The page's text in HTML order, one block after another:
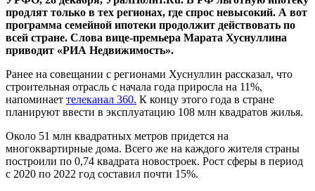
продлят только в тех регионах, где спрос невысокий. А вот
программа семейной ипотеки продолжит действовать по
всей стране. Слова вице-премьера Марата Хуснуллина
приводит «РИА Недвижимость».
Ранее на совещании с регионами Хуснуллин рассказал, что
строительная отрасль с начала года приросла на 11%,
напоминает телеканал 360. К концу этого года в стране
планируют ввести в эксплуатацию 108 млн квадратов жилья.
Около 51 млн квадратных метров придется на
многоквартирные дома. Всего же на каждого жителя страны
построили по 0,74 квадрата новостроек. Рост сферы в период
с 2020 по 2022 год составил почти 15%.